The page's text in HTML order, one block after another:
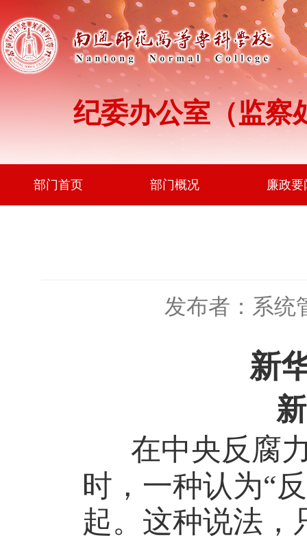
纪委办公室（监察
部门首页 部门概况 廉政要
发布者：系统
新
在中央反腐
时，一种认为“
起。这种说法，